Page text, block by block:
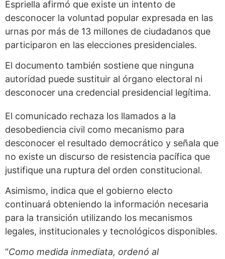
Espriella afirmó que existe un intento de
desconocer la voluntad popular expresada en las
urnas por más de 13 millones de ciudadanos que
participaron en las elecciones presidenciales.
El documento también sostiene que ninguna
autoridad puede sustituir al órgano electoral ni
desconocer una credencial presidencial legítima.
El comunicado rechaza los llamados a la
desobediencia civil como mecanismo para
desconocer el resultado democrático y señala que
no existe un discurso de resistencia pacífica que
justifique una ruptura del orden constitucional.
Asimismo, indica que el gobierno electo
continuará obteniendo la información necesaria
para la transición utilizando los mecanismos
legales, institucionales y tecnológicos disponibles.
“Como medida inmediata, ordenó al